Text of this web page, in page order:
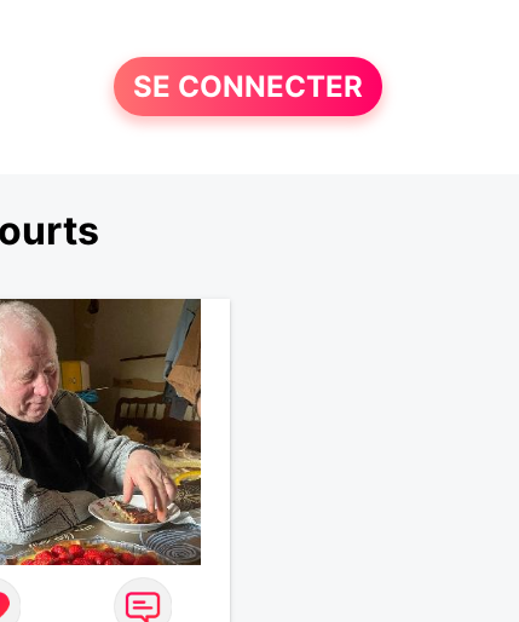
SE CONNECTER